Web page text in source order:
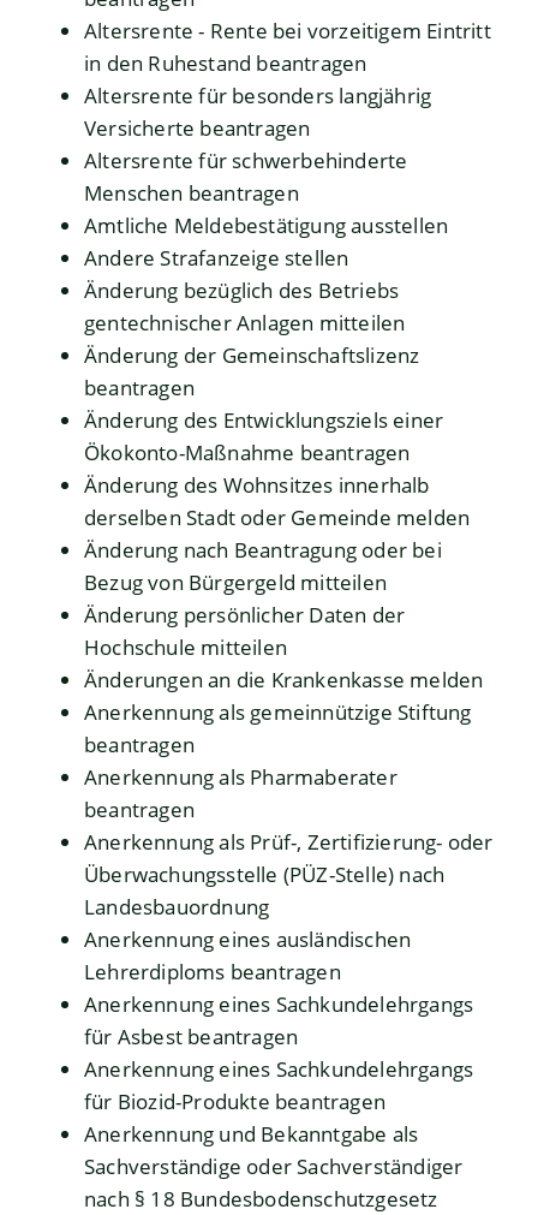
Altersrente - Rente bei vorzeitigem Eintritt
in den Ruhestand beantragen
Altersrente für besonders langjährig
Versicherte beantragen
Altersrente für schwerbehinderte
Menschen beantragen
Amtliche Meldebestätigung ausstellen
Andere Strafanzeige stellen
Änderung bezüglich des Betriebs
gentechnischer Anlagen mitteilen
Änderung der Gemeinschaftslizenz
beantragen
Änderung des Entwicklungsziels einer
Ökokonto-Maßnahme beantragen
Änderung des Wohnsitzes innerhalb
derselben Stadt oder Gemeinde melden
Änderung nach Beantragung oder bei
Bezug von Bürgergeld mitteilen
Änderung persönlicher Daten der
Hochschule mitteilen
Änderungen an die Krankenkasse melden
Anerkennung als gemeinnützige Stiftung
beantragen
Anerkennung als Pharmaberater
beantragen
Anerkennung als Prüf-, Zertifizierung- oder
Überwachungsstelle (PÜZ-Stelle) nach
Landesbauordnung
Anerkennung eines ausländischen
Lehrerdiploms beantragen
Anerkennung eines Sachkundelehrgangs
für Asbest beantragen
Anerkennung eines Sachkundelehrgangs
für Biozid-Produkte beantragen
Anerkennung und Bekanntgabe als
Sachverständige oder Sachverständiger
nach § 18 Bundesbodenschutzgesetz